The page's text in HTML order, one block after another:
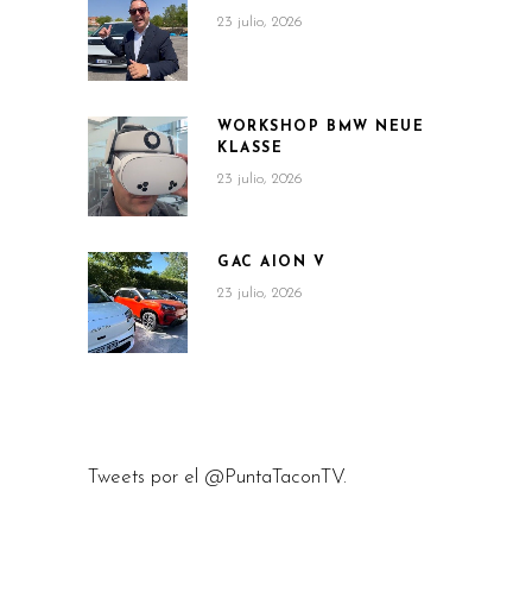
23 julio, 2026
WORKSHOP BMW NEUE
KLASSE
23 julio, 2026
GAC AION V
23 julio, 2026
Tweets por el @PuntaTaconTV.